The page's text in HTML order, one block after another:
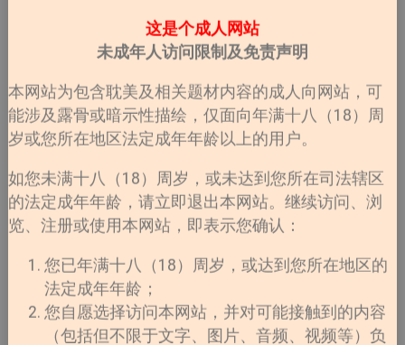
这是个成人网站
未成年人访问限制及免责声明
本网站为包含耽美及相关题材内容的成人向网站，可
能涉及露骨或暗示性描绘，仅面向年满十八（18）周
岁或您所在地区法定成年年龄以上的用户。
如您未满十八（18）周岁，或未达到您所在司法辖区
的法定成年年龄，请立即退出本网站。继续访问、浏
览、注册或使用本网站，即表示您确认：
您已年满十八（18）周岁，或达到您所在地区的
法定成年年龄；
您自愿选择访问本网站，并对可能接触到的内容
（包括但不限于文字、图片、音频、视频等）负